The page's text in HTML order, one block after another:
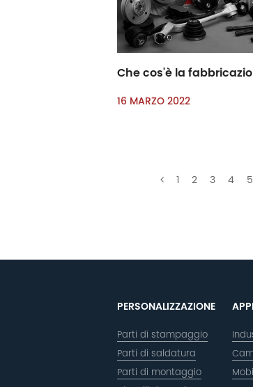
Che cos'è la
16 MARZO 2022
1 2 3 4 5
PERSONALIZZAZIONE
Parti di stampaggio
Parti di saldatura
Parti di montaggio